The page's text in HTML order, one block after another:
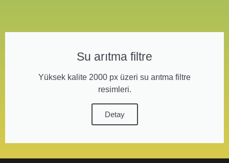
Su arıtma filtre
Yüksek kalite 2000 px üzeri su arıtma filtre
resimleri.
Detay